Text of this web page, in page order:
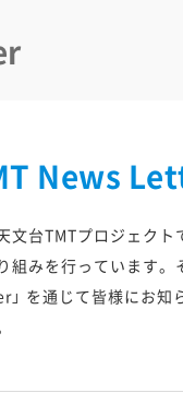
TMTウェビナー
News
文台TMTプロジェク
組みを行っています。
」 を通じて皆様にお知